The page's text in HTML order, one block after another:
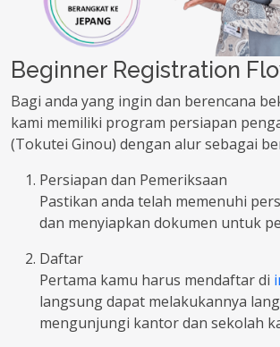
Beginner Registration
Bagi anda yang ingin dan berencana
kami memiliki program persiapan
(Tokutei Ginou) dengan alur sebagai
Persiapan dan Pemeriksaan
Pastikan anda telah memenuhi
dan menyiapkan dokumen untuk
Daftar
Pertama kamu harus mendaftar di
langsung dapat melakukannya
mengunjungi kantor dan sekolah